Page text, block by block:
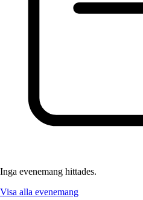
Inga evenemang hittades.
Visa alla evenemang